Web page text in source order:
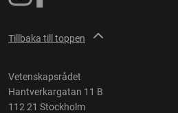
Tillbaka till toppen
Vetenskapsrådet
Hantverkargatan 11 B
112 21 Stockholm